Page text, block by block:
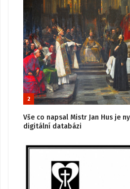
2
Vše co napsal Mistr Jan Hus je
digitální databázi